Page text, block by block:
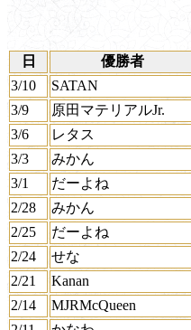
日 優勝者
3/10
SATAN
3/9
原田マテリアルJr.
3/6
レタス
3/3
みかん
3/1
だーよね
2/28
みかん
2/25
だーよね
2/24
せな
2/21
Kanan
2/14
MJRMcQueen